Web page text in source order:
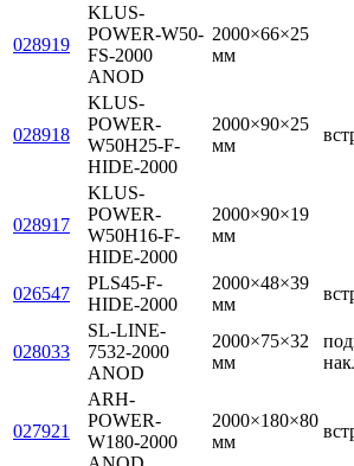
028919
KLUS-
POWER-W50-
FS-2000
ANOD
2000×66×25
мм
028918
KLUS-
POWER-
W50H25-F-
HIDE-2000
2000×90×25
мм
028917
KLUS-
POWER-
W50H16-F-
HIDE-2000
2000×90×19
мм
026547
PLS45-F-
HIDE-2000
2000×48×39
мм
028033
SL-LINE-
7532-2000
ANOD
2000×75×32
мм
027921
ARH-
POWER-
W180-2000
2000×180×80
мм